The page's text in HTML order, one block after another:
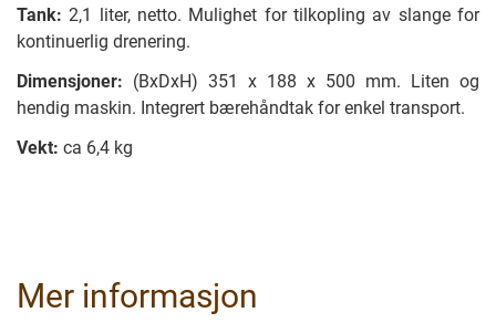
Tank:2,1 liter, netto. Mulighet for tilkopling av slange for
kontinuerlig drenering.
Dimensjoner: (BxDxH) 351 x 188 x 500 mm. Liten og
hendig maskin. Integrert bærehåndtak for enkel transport.
Vekt: ca 6,4 kg
Mer informasjon